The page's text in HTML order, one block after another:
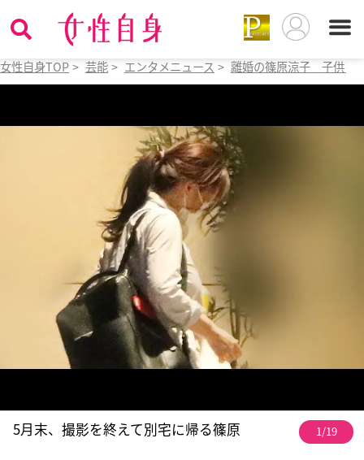
女性自身TOP > 芸能 > エンタメニュース > 離婚の篠原涼子 子供を
5月末、撮影を終えて別宅に帰る篠原 1/19